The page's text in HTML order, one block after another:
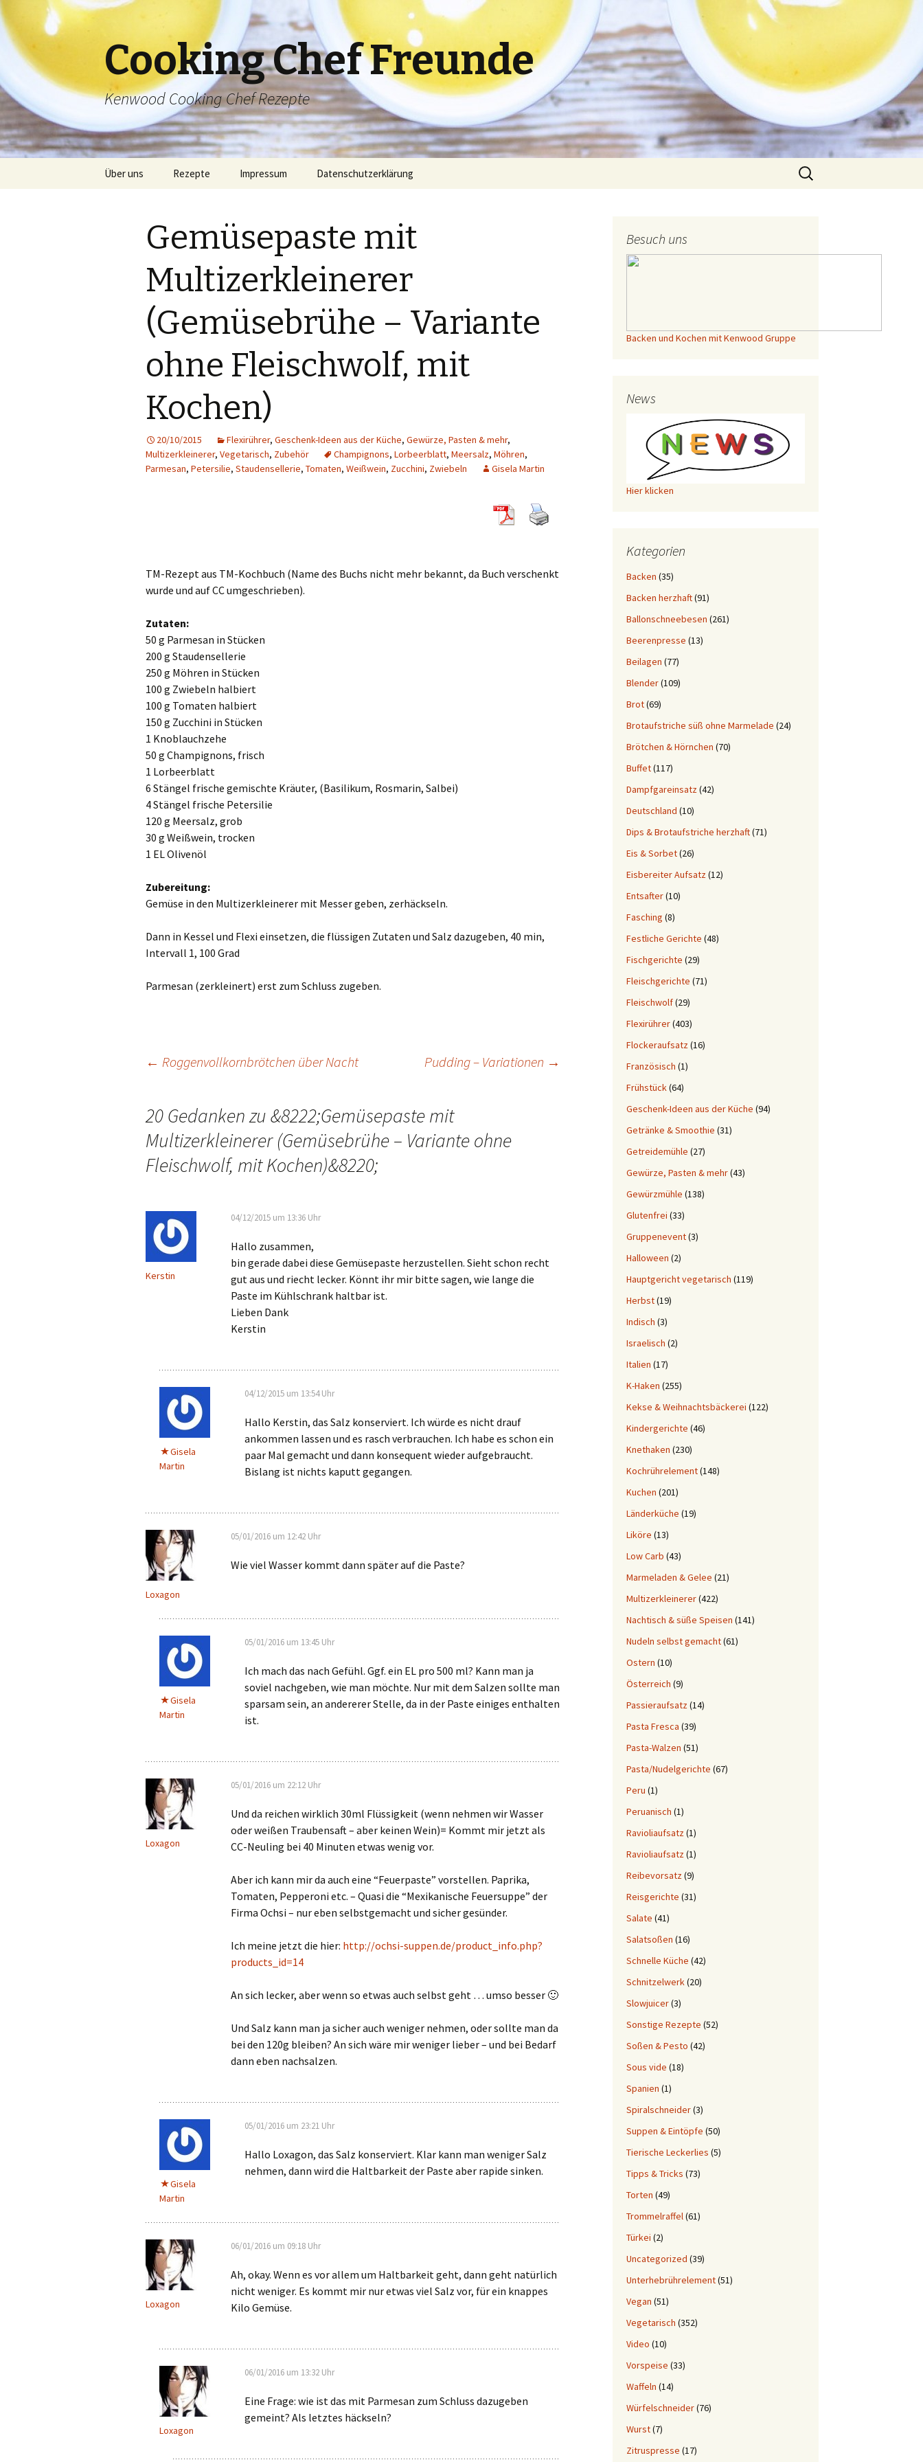
Cooking Chef Freunde
Kenwood Cooking Chef Rezepte
Springe
Über uns Rezepte Impressum Datenschutzerklärung
Suche
nach:
Gemüsepaste mit
Multizerkleinerer
(Gemüsebrühe – Variante
ohne Fleischwolf, mit
Kochen)
20/10/2015 Flexirührer, Geschenk-Ideen aus der Küche, Gewürze, Pasten & mehr,
Multizerkleinerer, Vegetarisch, Zubehör Champignons, Lorbeerblatt, Meersalz, Möhren,
Parmesan, Petersilie, Staudensellerie, Tomaten, Weißwein, Zucchini, Zwiebeln Gisela Martin
TM-Rezept aus TM-Kochbuch (Name des Buchs nicht mehr bekannt, da Buch verschenkt
wurde und auf CC umgeschrieben).
Zutaten:
50 g Parmesan in Stücken
200 g Staudensellerie
250 g Möhren in Stücken
100 g Zwiebeln halbiert
100 g Tomaten halbiert
150 g Zucchini in Stücken
1 Knoblauchzehe
50 g Champignons, frisch
1 Lorbeerblatt
6 Stängel frische gemischte Kräuter, (Basilikum, Rosmarin, Salbei)
4 Stängel frische Petersilie
120 g Meersalz, grob
30 g Weißwein, trocken
1 EL Olivenöl
Zubereitung:
Gemüse in den Multizerkleinerer mit Messer geben, zerhäckseln.
Dann in Kessel und Flexi einsetzen, die flüssigen Zutaten und Salz dazugeben, 40 min,
Intervall 1, 100 Grad
Parmesan (zerkleinert) erst zum Schluss zugeben.
Navigation
← Roggenvollkornbrötchen über Nacht Pudding – Variationen →
20 Gedanken zu &8222;Gemüsepaste mit
Multizerkleinerer (Gemüsebrühe – Variante ohne
Fleischwolf, mit Kochen)&8220;
Kerstin
04/12/2015 um 13:36 Uhr
Hallo zusammen,
bin gerade dabei diese Gemüsepaste herzustellen. Sieht schon recht
gut aus und riecht lecker. Könnt ihr mir bitte sagen, wie lange die
Paste im Kühlschrank haltbar ist.
Lieben Dank
Kerstin
Gisela
Martin
04/12/2015 um 13:54 Uhr
Hallo Kerstin, das Salz konserviert. Ich würde es nicht drauf
ankommen lassen und es rasch verbrauchen. Ich habe es schon ein
paar Mal gemacht und dann konsequent wieder aufgebraucht.
Bislang ist nichts kaputt gegangen.
Loxagon
05/01/2016 um 12:42 Uhr
Wie viel Wasser kommt dann später auf die Paste?
Gisela
Martin
05/01/2016 um 13:45 Uhr
Ich mach das nach Gefühl. Ggf. ein EL pro 500 ml? Kann man ja
soviel nachgeben, wie man möchte. Nur mit dem Salzen sollte man
sparsam sein, an andererer Stelle, da in der Paste einiges enthalten
ist.
Loxagon
05/01/2016 um 22:12 Uhr
Und da reichen wirklich 30ml Flüssigkeit (wenn nehmen wir Wasser
oder weißen Traubensaft – aber keinen Wein)= Kommt mir jetzt als
CC-Neuling bei 40 Minuten etwas wenig vor.
Aber ich kann mir da auch eine “Feuerpaste” vorstellen. Paprika,
Tomaten, Pepperoni etc. – Quasi die “Mexikanische Feuersuppe” der
Firma Ochsi – nur eben selbstgemacht und sicher gesünder.
Ich meine jetzt die hier: http://ochsi-suppen.de/product_info.php?
products_id=14
An sich lecker, aber wenn so etwas auch selbst geht … umso besser 🙂
Und Salz kann man ja sicher auch weniger nehmen, oder sollte man da
bei den 120g bleiben? An sich wäre mir weniger lieber – und bei Bedarf
dann eben nachsalzen.
Gisela
Martin
05/01/2016 um 23:21 Uhr
Hallo Loxagon, das Salz konserviert. Klar kann man weniger Salz
nehmen, dann wird die Haltbarkeit der Paste aber rapide sinken.
Loxagon
06/01/2016 um 09:18 Uhr
Ah, okay. Wenn es vor allem um Haltbarkeit geht, dann geht natürlich
nicht weniger. Es kommt mir nur etwas viel Salz vor, für ein knappes
Kilo Gemüse.
Loxagon
06/01/2016 um 13:32 Uhr
Eine Frage: wie ist das mit Parmesan zum Schluss dazugeben
gemeint? Als letztes häckseln?
Besuch uns
Backen und Kochen mit Kenwood Gruppe
News
Hier klicken
Kategorien
Backen (35)
Backen herzhaft(91)
Ballonschneebesen (261)
Beerenpresse (13)
Beilagen (77)
Blender(109)
Brot(69)
Brotaufstriche süß ohne Marmelade (24)
Brötchen & Hörnchen (70)
Buffet(117)
Dampfgareinsatz(42)
Deutschland (10)
Dips & Brotaufstriche herzhaft(71)
Eis & Sorbet(26)
Eisbereiter Aufsatz(12)
Entsafter(10)
Fasching (8)
Festliche Gerichte (48)
Fischgerichte (29)
Fleischgerichte (71)
Fleischwolf(29)
Flexirührer(403)
Flockeraufsatz(16)
Französisch (1)
Frühstück(64)
Geschenk-Ideen aus der Küche (94)
Getränke & Smoothie (31)
Getreidemühle (27)
Gewürze, Pasten & mehr(43)
Gewürzmühle (138)
Glutenfrei (33)
Gruppenevent(3)
Halloween (2)
Hauptgericht vegetarisch (119)
Herbst(19)
Indisch (3)
Israelisch (2)
Italien (17)
K-Haken (255)
Kekse & Weihnachtsbäckerei (122)
Kindergerichte (46)
Knethaken (230)
Kochrührelement(148)
Kuchen (201)
Länderküche (19)
Liköre (13)
Low Carb (43)
Marmeladen & Gelee (21)
Multizerkleinerer(422)
Nachtisch & süße Speisen (141)
Nudeln selbst gemacht(61)
Ostern (10)
Österreich (9)
Passieraufsatz(14)
Pasta Fresca (39)
Pasta-Walzen (51)
Pasta/Nudelgerichte (67)
Peru (1)
Peruanisch (1)
Ravioliaufsatz(1)
Ravioliaufsatz(1)
Reibevorsatz(9)
Reisgerichte (31)
Salate (41)
Salatsoßen (16)
Schnelle Küche (42)
Schnitzelwerk(20)
Slowjuicer(3)
Sonstige Rezepte (52)
Soßen & Pesto (42)
Sous vide (18)
Spanien (1)
Spiralschneider(3)
Suppen & Eintöpfe (50)
Tierische Leckerlies (5)
Tipps & Tricks (73)
Torten (49)
Trommelraffel(61)
Türkei (2)
Uncategorized (39)
Unterhebrührelement(51)
Vegan (51)
Vegetarisch (352)
Video (10)
Vorspeise (33)
Waffeln (14)
Würfelschneider(76)
Wurst(7)
Zitruspresse (17)